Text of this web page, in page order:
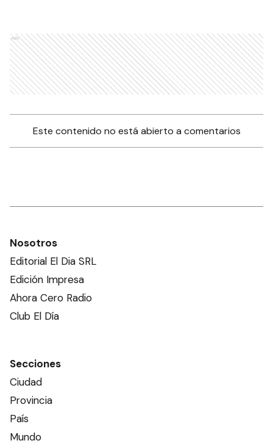
Ads
Este contenido no está abierto a comentarios
Nosotros
Editorial El Dia SRL
Edición Impresa
Ahora Cero Radio
Club El Día
Secciones
Ciudad
Provincia
País
Mundo